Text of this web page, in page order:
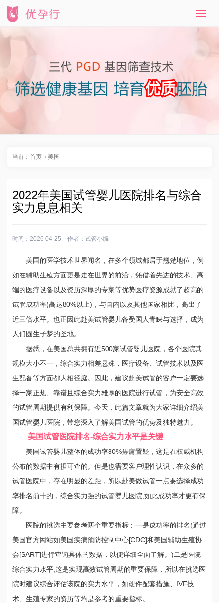
T
v
i
g
当前： 首页 » 美国
2022年美国试管婴儿医院排名与综合
实力息息相关
时间：2026-04-25 作者： 试管小编
美国的医学技术世界闻名，在多个领域都居于翘楚地位，例
如在辅助生殖方面更是走在世界的前沿，凭借着先进的技术、高
端的医疗设备以及资历深厚的专家等优势医疗资源成就了超高的
试管成功率(高达80%以上)，与国内以及其他国家相比，高出了
近三倍水平。也正因此赴美试管婴儿备受国人青睐与选择，成为
人们圆生子梦的圣地。
据悉，在美国总共拥有近500家试管婴儿医院，各个医院其
规模大小不一，综合实力相差悬殊，医疗设备、试管技术以及医
生配备等方面都大相径庭。因此，建议赴美试管的客户一定要选
择一家正规、靠谱且综合实力雄厚的医院进行试管，为安全高效
的试管周期提供有利保障。今天，此篇文章就为大家详细介绍美
国试管婴儿医院，带您深入了解美国试管的优势及独特魅力。
美国试管医院排名-综合实力水平是关键
美国试管婴儿整体的成功率80%毋庸置疑，这是在权威机构
公布的数据中有据可查的。但是也需要客户理性认识，在众多的
试管医院中，存在明显的差距，所以赴美做试管一点要选择成功
率排名前十的，综合实力强的试管婴儿医院,如此成功率才更有保
障。
医院的挑选主要参考两个重要指标：一是成功率的排名(通过
美国官方网站如美国疾病预防控制中心[CDC]和美国辅助生殖协
会[SART]进行查询具体的数据，以便详细全面了解。)二是医院
综合实力水平,这是实现高效试管周期的重要保障，所以在挑选医
院时建议综合评估该院的实力水平，如硬件配套措施、IVF技
术、生殖专家的资历等均是参考的重要指标。